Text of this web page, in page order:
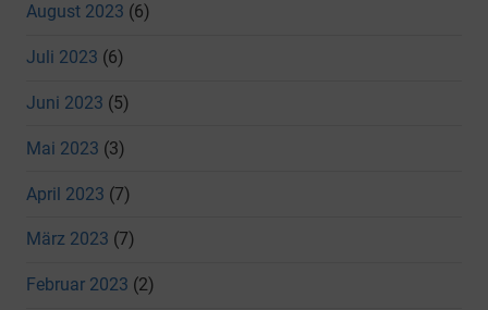
August 2023 (6)
Juli 2023 (6)
Juni 2023 (5)
Mai 2023 (3)
April 2023 (7)
März 2023 (7)
Februar 2023 (2)